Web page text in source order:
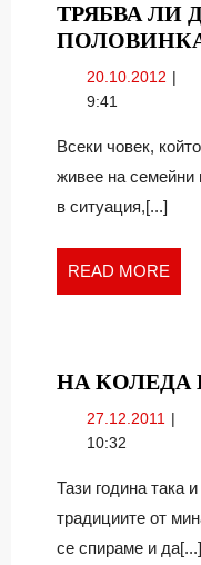
ТРЯБВА ЛИ
20.10.2012
9:41
Всеки човек,
живее на семейни
в ситуация,[...]
READ MORE
НА КОЛЕДА
27.12.2011
10:32
Тази година така
традициите от
се спираме и да[...]